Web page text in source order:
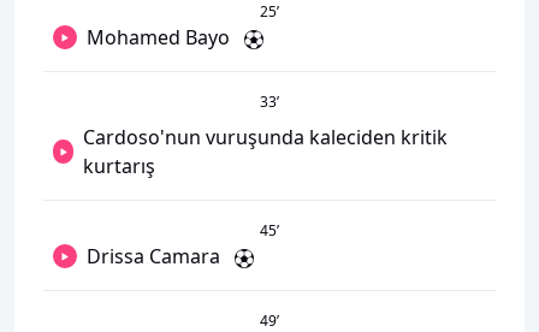
25’
Mohamed Bayo
33’
Cardoso'nun vuruşunda kaleciden kritik
kurtarış
45’
Drissa Camara
49’